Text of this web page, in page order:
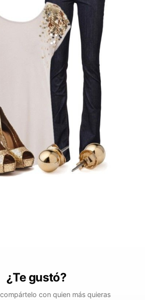
¿Te gustó?
con quien más quieras